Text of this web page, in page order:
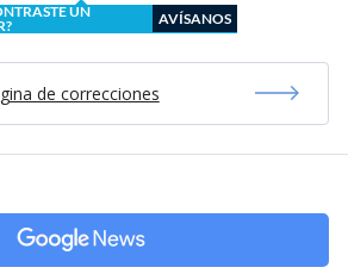
UN
AVÍSANOS
de correcciones